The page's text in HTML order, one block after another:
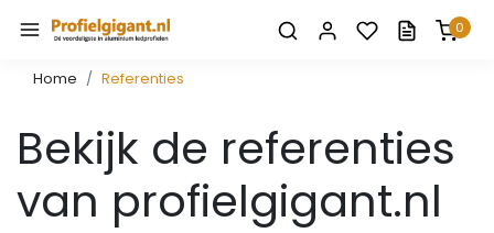
0
Home Referenties
Bekijk de referenties
van profielgigant.nl